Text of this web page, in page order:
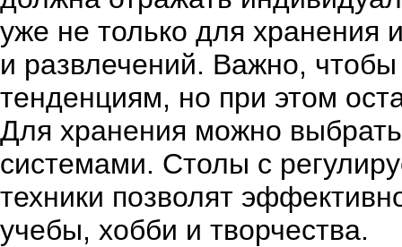
уже не только для хранения
и развлечений. Важно,
тенденциям, но при этом
Для хранения можно
системами. Столы с
техники позволят
учебы, хобби и творчества.